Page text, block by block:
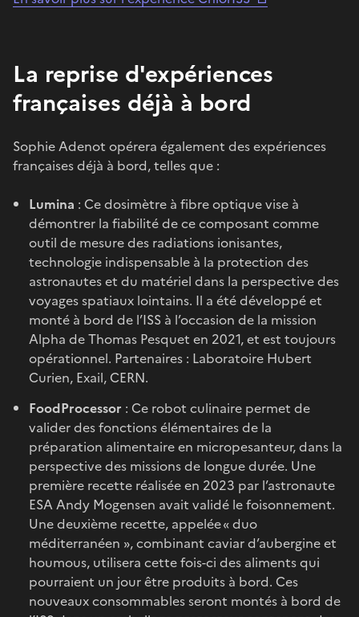
La reprise d'expériences
françaises déjà à bord
Sophie Adenot opérera également des expériences
françaises déjà à bord, telles que :
Lumina : Ce dosimètre à fibre optique vise à
démontrer la fiabilité de ce composant comme
outil de mesure des radiations ionisantes,
technologie indispensable à la protection des
astronautes et du matériel dans la perspective des
voyages spatiaux lointains. Il a été développé et
monté à bord de l’ISS à l’occasion de la mission
Alpha de Thomas Pesquet en 2021, et est toujours
opérationnel. Partenaires : Laboratoire Hubert
Curien, Exail, CERN.
FoodProcessor : Ce robot culinaire permet de
valider des fonctions élémentaires de la
préparation alimentaire en micropesanteur, dans la
perspective des missions de longue durée. Une
première recette réalisée en 2023 par l’astronaute
ESA Andy Mogensen avait validé le foisonnement.
Une deuxième recette, appelée « duo
méditerranéen », combinant caviar d’aubergine et
houmous, utilisera cette fois-ci des aliments qui
pourraient un jour être produits à bord. Ces
nouveaux consommables seront montés à bord de